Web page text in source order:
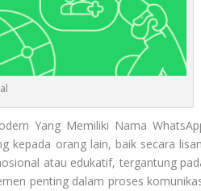
Yang Memiliki Nama
kepada orang lain, baik secara
atau edukatif, tergantung
penting dalam proses